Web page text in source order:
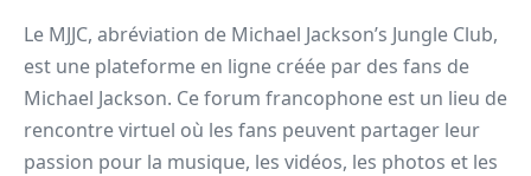
Le MJJC, abréviation de Michael Jackson’s Jungle Club,
est une plateforme en ligne créée par des fans de
Michael Jackson. Ce forum francophone est un lieu de
rencontre virtuel où les fans peuvent partager leur
passion pour la musique, les vidéos, les photos et les